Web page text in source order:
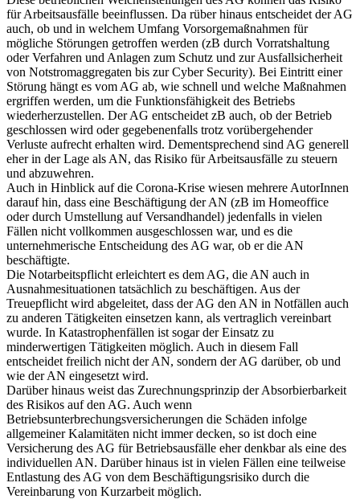
für Arbeitsausfälle beeinflussen. Da rüber hinaus entscheidet der AG
auch, ob und in welchem Umfang Vorsorgemaßnahmen für
mögliche Störungen getroffen werden (zB durch Vorratshaltung
oder Verfahren und Anlagen zum Schutz und zur Ausfallsicherheit
von Notstromaggregaten bis zur Cyber Security). Bei Eintritt einer
Störung hängt es vom AG ab, wie schnell und welche Maßnahmen
ergriffen werden, um die Funktionsfähigkeit des Betriebs
wiederherzustellen. Der AG entscheidet zB auch, ob der Betrieb
geschlossen wird oder gegebenenfalls trotz vorübergehender
Verluste aufrecht erhalten wird. Dementsprechend sind AG generell
eher in der Lage als AN, das Risiko für Arbeitsausfälle zu steuern
und abzuwehren.
Auch in Hinblick auf die Corona-Krise wiesen mehrere AutorInnen
darauf hin, dass eine Beschäftigung der AN (zB im Homeoffice
oder durch Umstellung auf Versandhandel) jedenfalls in vielen
Fällen nicht vollkommen ausgeschlossen war, und es die
unternehmerische Entscheidung des AG war, ob er die AN
beschäftigte.
Die Notarbeitspflicht erleichtert es dem AG, die AN auch in
Ausnahmesituationen tatsächlich zu beschäftigen. Aus der
Treuepflicht wird abgeleitet, dass der AG den AN in Notfällen auch
zu anderen Tätigkeiten einsetzen kann, als vertraglich vereinbart
wurde. In Katastrophenfällen ist sogar der Einsatz zu
minderwertigen Tätigkeiten möglich. Auch in diesem Fall
entscheidet freilich nicht der AN, sondern der AG darüber, ob und
wie der AN eingesetzt wird.
Darüber hinaus weist das Zurechnungsprinzip der Absorbierbarkeit
des Risikos auf den AG. Auch wenn
Betriebsunterbrechungsversicherungen die Schäden infolge
allgemeiner Kalamitäten nicht immer decken, so ist doch eine
Versicherung des AG für Betriebsausfälle eher denkbar als eine des
individuellen AN. Darüber hinaus ist in vielen Fällen eine teilweise
Entlastung des AG von dem Beschäftigungsrisiko durch die
Vereinbarung von Kurzarbeit möglich.